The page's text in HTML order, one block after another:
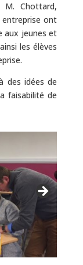
Chottard,
entreprise ont
aux jeunes et
les élèves
des idées de
faisabilité de